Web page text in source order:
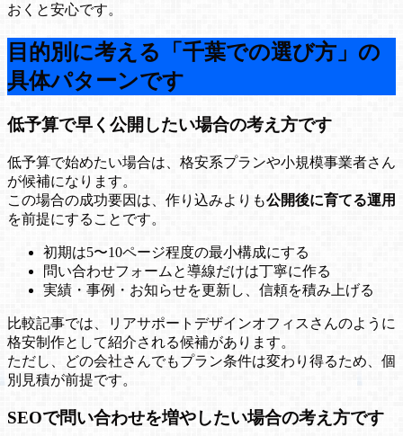
おくと安心です。
目的別に考える「千葉での選び方」の
具体パターンです
低予算で早く公開したい場合の考え方です
低予算で始めたい場合は、格安系プランや小規模事業者さん
が候補になります。
この場合の成功要因は、作り込みよりも公開後に育てる運用
を前提にすることです。
初期は5〜10ページ程度の最小構成にする
問い合わせフォームと導線だけは丁寧に作る
実績・事例・お知らせを更新し、信頼を積み上げる
比較記事では、リアサポートデザインオフィスさんのように
格安制作として紹介される候補があります。
ただし、どの会社さんでもプラン条件は変わり得るため、個
別見積が前提です。
SEOで問い合わせを増やしたい場合の考え方です